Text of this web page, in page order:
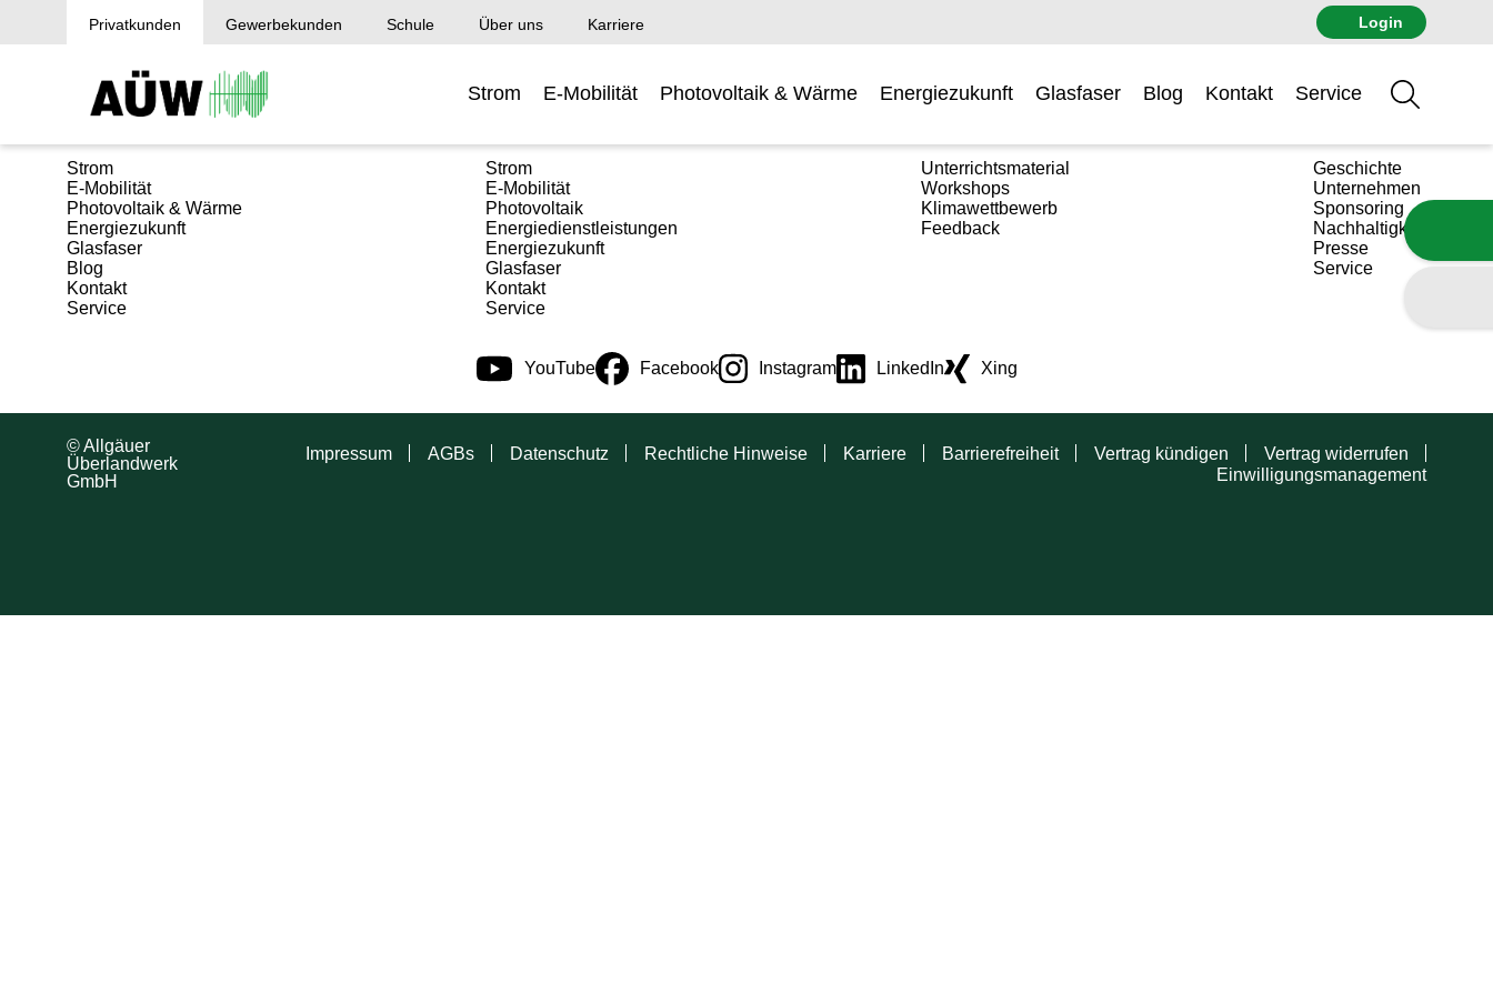
Privatkunden Gewerbekunden Schule Über uns Karriere Login
Strom E-Mobilität Photovoltaik & Wärme Energiezukunft Glasfaser Blog Kontakt Service
Suche
Strom
E-Mobilität
Photovoltaik & Wärme
Energiezukunft
Glasfaser
Blog
Kontakt
Service
Strom
E-Mobilität
Photovoltaik
Energiedienstleistungen
Energiezukunft
Glasfaser
Kontakt
Service
Unterrichtsmaterial
Workshops
Klimawettbewerb
Feedback
Geschichte
Unternehmen
Sponsoring
Nachhaltigkeit
Presse
Service
YouTube Facebook Instagram LinkedIn Xing
Impressum AGBs Datenschutz Rechtliche Hinweise Karriere Barrierefreiheit Vertrag kündigen
Vertrag widerrufen
Einwilligungsmanagement
© Allgäuer
Überlandwerk
GmbH